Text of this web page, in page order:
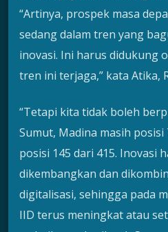
“Artinya, prospek masa
sedang dalam tren yang
inovasi. Ini harus didukung
tren ini terjaga,” kata Atika,
“Tetapi kita tidak boleh
Sumut, Madina masih
posisi 145 dari 415. Inovasi
dikembangkan dan
digitalisasi, sehingga pada
IID terus meningkat atau